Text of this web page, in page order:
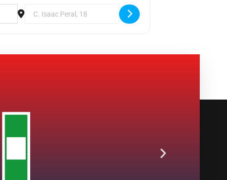
Destination Address - Jornada: Políticas